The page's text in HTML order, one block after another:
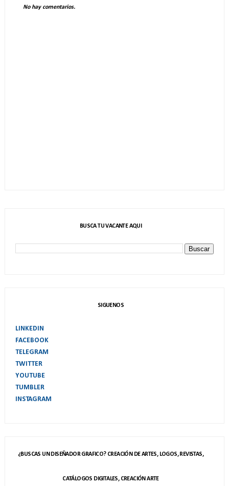
No hay comentarios.
BUSCA TU VACANTE AQUI
SIGUENOS
LINKEDIN
FACEBOOK
TELEGRAM
TWITTER
YOUTUBE
TUMBLER
INSTAGRAM
¿BUSCAS UN DISEÑADOR GRAFICO? CREACIÓN DE ARTES, LOGOS, REVISTAS,
CATÁLOGOS DIGITALES, CREACIÓN ARTE